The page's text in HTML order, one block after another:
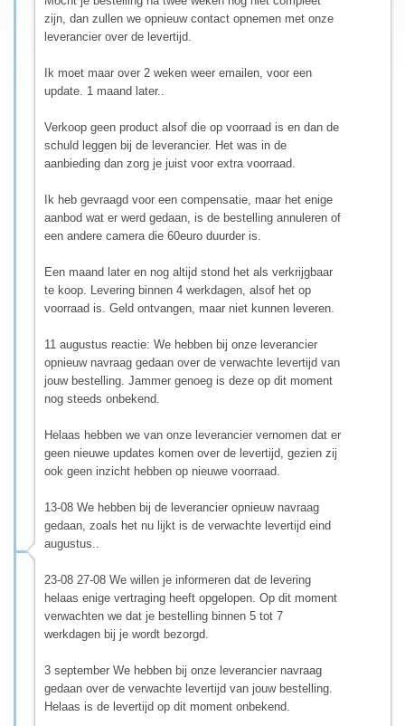
zijn, dan zullen we opnieuw contact opnemen met onze
leverancier over de levertijd.
Ik moet maar over 2 weken weer emailen, voor een
update. 1 maand later..
Verkoop geen product alsof die op voorraad is en dan de
schuld leggen bij de leverancier. Het was in de
aanbieding dan zorg je juist voor extra voorraad.
Ik heb gevraagd voor een compensatie, maar het enige
aanbod wat er werd gedaan, is de bestelling annuleren of
een andere camera die 60euro duurder is.
Een maand later en nog altijd stond het als verkrijgbaar
te koop. Levering binnen 4 werkdagen, alsof het op
voorraad is. Geld ontvangen, maar niet kunnen leveren.
11 augustus reactie: We hebben bij onze leverancier
opnieuw navraag gedaan over de verwachte levertijd van
jouw bestelling. Jammer genoeg is deze op dit moment
nog steeds onbekend.
Helaas hebben we van onze leverancier vernomen dat er
geen nieuwe updates komen over de levertijd, gezien zij
ook geen inzicht hebben op nieuwe voorraad.
13-08 We hebben bij de leverancier opnieuw navraag
gedaan, zoals het nu lijkt is de verwachte levertijd eind
augustus..
23-08 27-08 We willen je informeren dat de levering
helaas enige vertraging heeft opgelopen. Op dit moment
verwachten we dat je bestelling binnen 5 tot 7
werkdagen bij je wordt bezorgd.
3 september We hebben bij onze leverancier navraag
gedaan over de verwachte levertijd van jouw bestelling.
Helaas is de levertijd op dit moment onbekend.